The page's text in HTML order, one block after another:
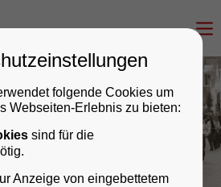
folgende Cookies um
Webseiten-Erlebnis zu bieten:
sind für die
Anzeige von eingebettetem